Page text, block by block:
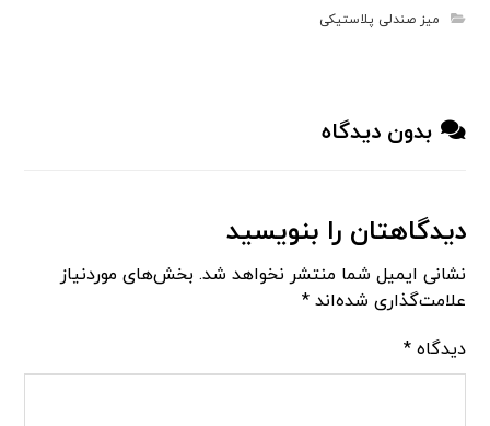
میز صندلی پلاستیکی
بدون دیدگاه
دیدگاهتان را بنویسید
نشانی ایمیل شما منتشر نخواهد شد. بخش‌های موردنیاز
علامت‌گذاری شده‌اند*
دیدگاه*